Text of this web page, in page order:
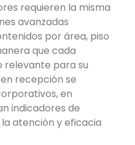
requieren la misma
avanzadas
por área, piso
que cada
relevante para su
recepción se
en
indicadores de
atención y eficacia